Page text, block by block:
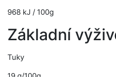
968 kJ / 100g
Základní
Tuky